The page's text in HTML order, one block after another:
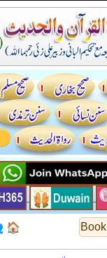
🏠